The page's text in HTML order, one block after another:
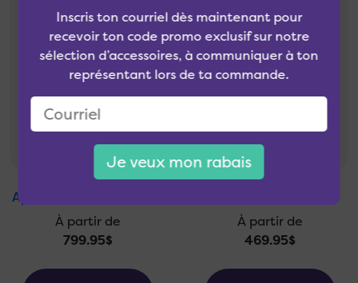
Inscris ton courriel dès maintenant pour
recevoir ton code promo exclusif sur notre
sélection d’accessoires, à communiquer à ton
représentant lors de ta commande.
Je veux mon rabais
Apple iPhone 15 Pro Max
À partir de
799.95$
Samsung Galaxy S24 +
À partir de
469.95$